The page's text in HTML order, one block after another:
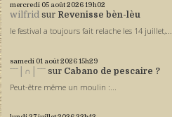
mercredi 05 août 202619h02
wilfrid sur Revenisse bèn-lèu
le festival a toujours fait relache les 14 juillet,...
samedi 01 août 202615h29
ˉˉˉ│∩│ˉˉˉ sur Cabano de pescaire ?
Peut-être même un moulin :...